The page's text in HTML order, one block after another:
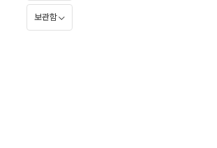
보관함